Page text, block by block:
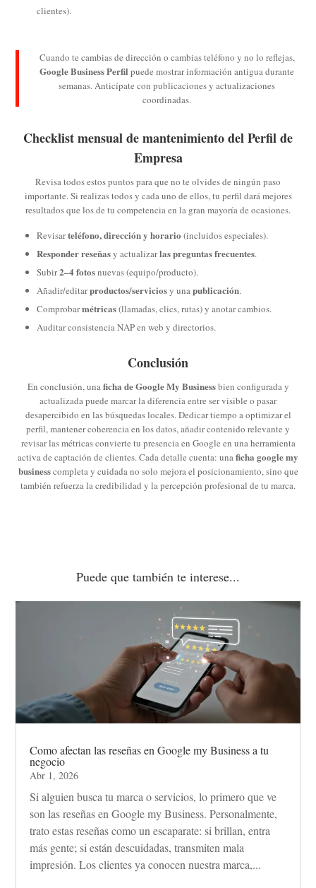
clientes).
Cuando te cambias de dirección o cambias teléfono y no lo reflejas,
Google Business Perfil puede mostrar información antigua durante
semanas. Anticípate con publicaciones y actualizaciones
coordinadas.
Checklist mensual de mantenimiento del Perfil de
Empresa
Revisa todos estos puntos para que no te olvides de ningún paso
importante. Si realizas todos y cada uno de ellos, tu perfil dará mejores
resultados que los de tu competencia en la gran mayoría de ocasiones.
Revisarteléfono, dirección y horario (incluidos especiales).
Responder reseñasy actualizarlas preguntas frecuentes.
Subir2–4 fotosnuevas (equipo/producto).
Añadir/editarproductos/serviciosy unapublicación.
Comprobarmétricas(llamadas, clics, rutas) y anotar cambios.
Auditar consistencia NAP en web y directorios.
Conclusión
En conclusión, unaficha de Google My Businessbien configurada y
actualizada puede marcar la diferencia entre ser visible o pasar
desapercibido en las búsquedas locales. Dedicar tiempo a optimizar el
perfil, mantener coherencia en los datos, añadir contenido relevante y
revisar las métricas convierte tu presencia en Google en una herramienta
activa de captación de clientes. Cada detalle cuenta: unaficha google my
businesscompleta y cuidada no solo mejora el posicionamiento, sino que
también refuerza la credibilidad y la percepción profesional de tu marca.
Puede que también te interese...
Como afectan las reseñas en Google my Business a tu
negocio
Abr 1, 2026
Si alguien busca tu marca o servicios, lo primero que ve
son las reseñas en Google my Business. Personalmente,
trato estas reseñas como un escaparate: si brillan, entra
más gente; si están descuidadas, transmiten mala
impresión. Los clientes ya conocen nuestra marca,...